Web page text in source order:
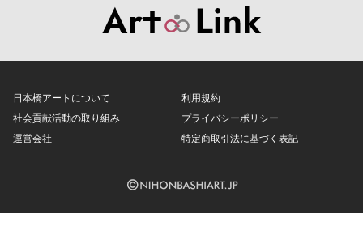
日本橋アートについて
社会貢献活動の取り組み
運営会社
利用規約
プライバシーポリシー
特定商取引法に基づく表記